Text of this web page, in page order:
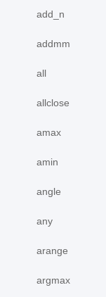
add_n
addmm
all
allclose
amax
amin
angle
any
arange
argmax